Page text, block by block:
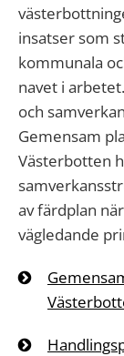
insatser som
kommunala
navet i
och
Gemensam
Västerbotten
av färdplan
vägledande